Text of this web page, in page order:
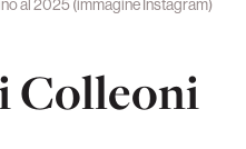
al 2025 (immagine Instagram)
Colleoni